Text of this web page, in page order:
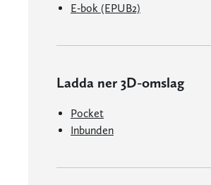
E-bok (EPUB2)
Ladda ner 3D-omslag
Pocket
Inbunden